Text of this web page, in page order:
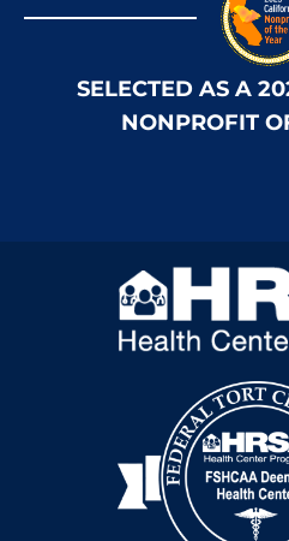
SELECTED AS A
NONPROFIT